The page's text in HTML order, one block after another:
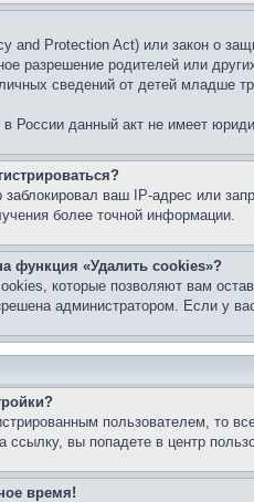
and Protection Act) или закон о
разрешение родителей или
сведений от детей младше
России данный акт не имеет
ваш IP-адрес или
более точной информации.
функция «Удалить cookies»?
которые позволяют вам
администратором. Если у
пользователем, то
вы попадете в центр
время!